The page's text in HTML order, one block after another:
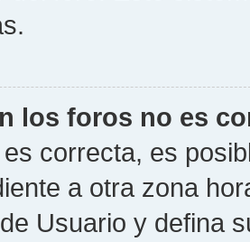
los foros no es
correcta, es
a otra zona
Usuario y defina